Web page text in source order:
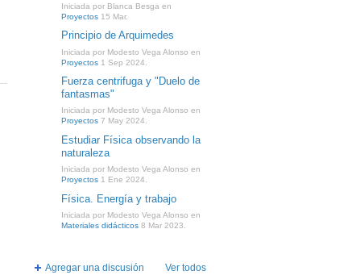
Iniciada por Blanca Besga en
Proyectos 15 Mar.
Principio de Arquimedes
Iniciada por Modesto Vega Alonso en
Proyectos 1 Sep 2024.
Fuerza centrifuga y "Duelo de
fantasmas"
Iniciada por Modesto Vega Alonso en
Proyectos 7 May 2024.
Estudiar Física observando la
naturaleza
Iniciada por Modesto Vega Alonso en
Proyectos 1 Ene 2024.
Física. Energía y trabajo
Iniciada por Modesto Vega Alonso en
Materiales didácticos 8 Mar 2023.
Agregar una discusión Ver todos